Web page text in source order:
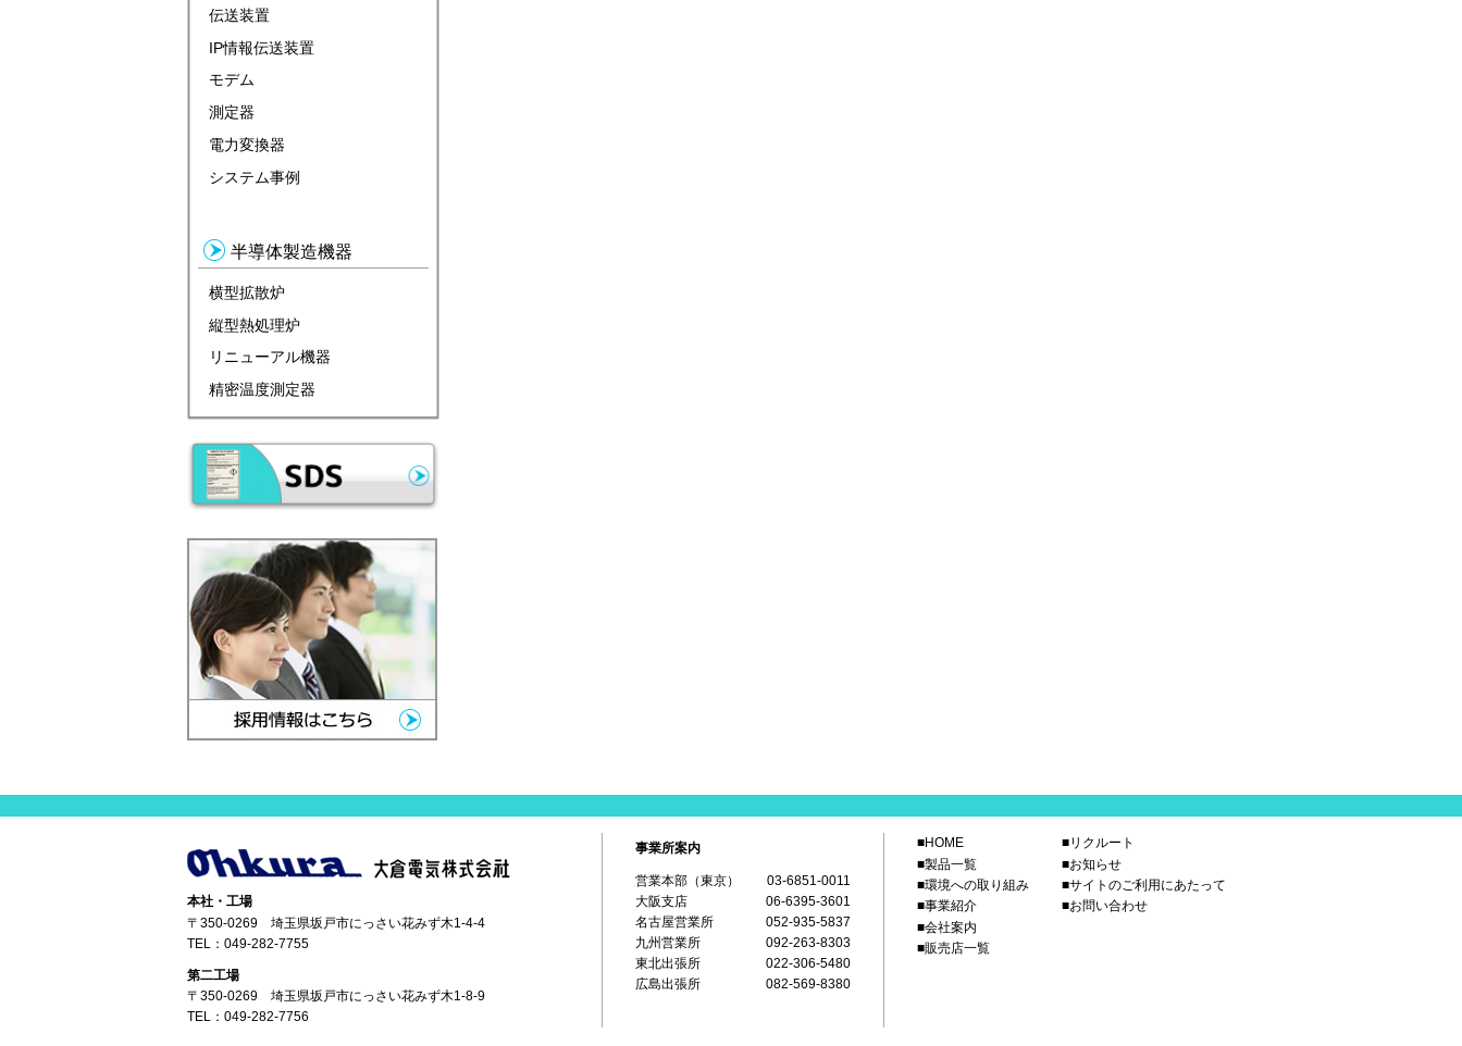
伝送装置
IP情報伝送装置
モデム
測定器
電力変換器
システム事例
半導体製造機器
横型拡散炉
縦型熱処理炉
リニューアル機器
精密温度測定器
本社・工場
〒350-0269 埼玉県坂戸市にっさい花みず木1-4-4
TEL： 049-282-7755
第二工場
〒350-0269 埼玉県坂戸市にっさい花みず木1-8-9
TEL： 049-282-7756
事業所案内
営業本部（東京）
03-6851-0011
大阪支店
06-6395-3601
名古屋営業所
052-935-5837
九州営業所
092-263-8303
東北出張所
022-306-5480
広島出張所
082-569-8380
■HOME
■製品一覧
■環境への取り組み
■事業紹介
■会社案内
■販売店一覧
■リクルート
■お知らせ
■サイトのご利用にあたって
■お問い合わせ